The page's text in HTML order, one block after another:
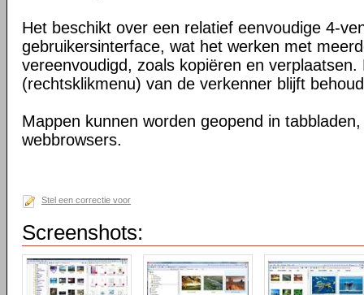
Het beschikt over een relatief eenvoudige 4-
gebruikersinterface, wat het werken met
vereenvoudigd, zoals kopiëren en
(rechtsklikmenu) van de verkenner blijft
Mappen kunnen worden geopend in
webbrowsers.
Stel een correctie voor
Screenshots: